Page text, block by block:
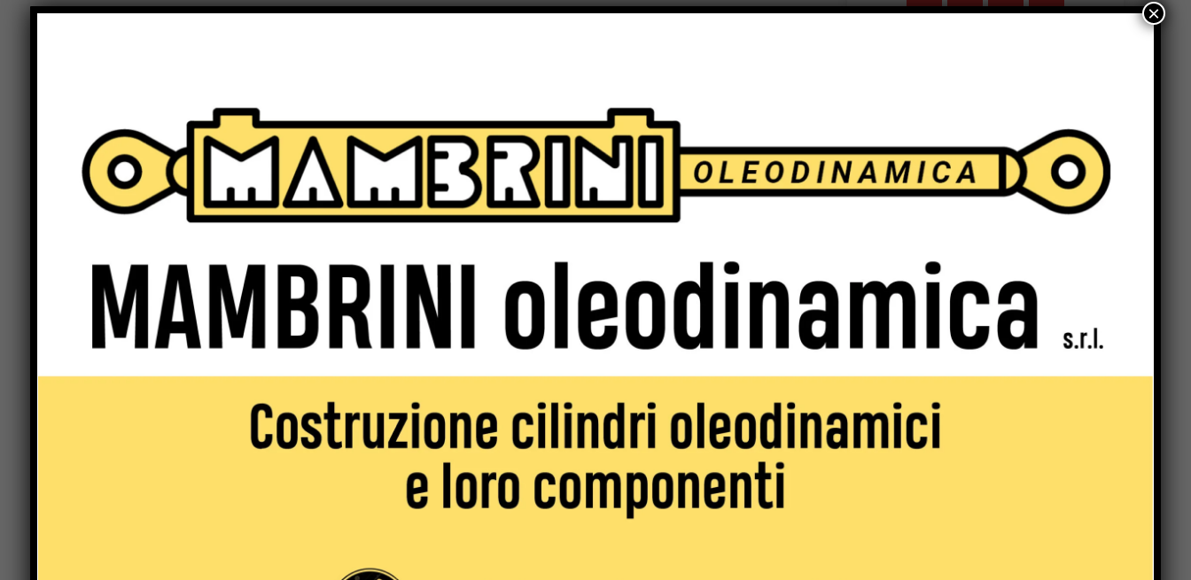
Evangelista divenne uno dei principali centri di vita religiosa e culturale all’interno della congregazione
Previous article
Supermaglia ex-Cose di Lana Casucci –
Mercati (Lega) “soddisfazione per la
Next article
Il Trestina Volley premiata
dall’amministrazione comunale per la
LEAVE A REPLY
Email:*
×